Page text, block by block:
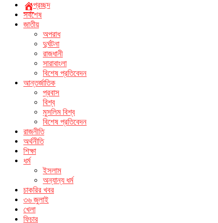
প্রচ্ছদ
সর্বশেষ
জাতীয়
অপরাধ
দুর্ঘটনা
রাজধানী
সারাবাংলা
বিশেষ প্রতিবেদন
আন্তর্জাতিক
প্রবাস
বিশ্ব
মুসলিম বিশ্ব
বিশেষ প্রতিবেদন
রাজনীতি
অর্থনীতি
শিক্ষা
ধর্ম
ইসলাম
অন্যান্য ধর্ম
চাকরির খবর
৩৬ জুলাই
খেলা
ফিচার